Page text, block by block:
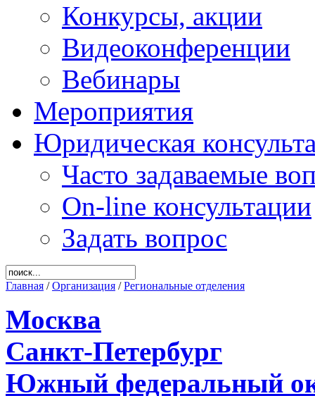
Конкурсы, акции
Видеоконференции
Вебинары
Мероприятия
Юридическая
Часто задаваемые
On-line консультации
Задать вопрос
Главная /Организация /Региональные отделения
Москва
Санкт-Петербург
Южный федеральный